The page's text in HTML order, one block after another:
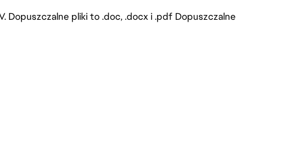
Dopuszczalne pliki to .doc, .docx i .pdf Dopuszczalne